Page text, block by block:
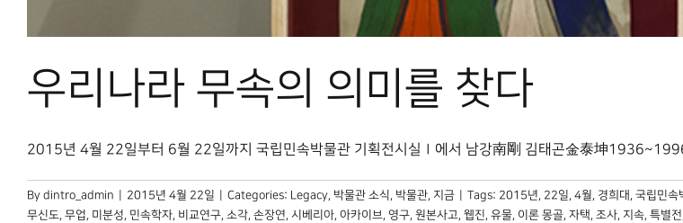
우리나라 무속의 의미를 찾다
2015년 4월 22일부터 6월 22일까지 국립민속박물관 기획전시실Ⅰ에서 남강南剛 김태곤金泰坤
By dintro_admin 2015년 4월 22일 Categories: Legacy, 박물관 소식, 박물관, 지금 Tags: 2015년, 22일, 4월, 경희대 , 국립민속
무신도, 무업, 미분성, 민속학자, 비교연구, 소각, 손장연, 시베리아, 아카이브, 영구, 원본사고, 웹진, 유물, 이론 몽골, 자택, 조사, 지속, 특별전